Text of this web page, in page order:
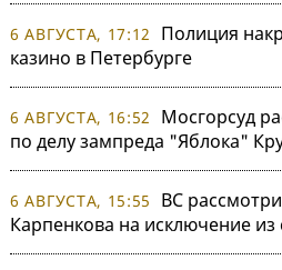
6 АВГУСТА, 17:12
Полиция
казино в Петербурге
6 АВГУСТА, 16:52
Мосгорсуд
по делу зампреда "Яблока"
6 АВГУСТА, 15:55
ВС
Карпенкова на исключение из